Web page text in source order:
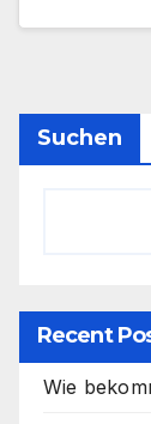
Suchen
Recent
Wie